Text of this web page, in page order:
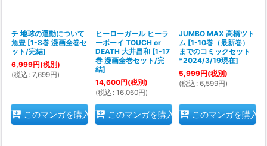
チ 地球の運動について
魚豊 [1-8巻 漫画全巻セ
ット/完結]
6,999円(税別)
(税込 : 7,699円)
このマンガを購入
ヒーローガール ヒーラ
ーボーイ TOUCH or
DEATH 大井昌和 [1-17
巻 漫画全巻セット/完
結]
14,600円(税別)
(税込 : 16,060円)
このマンガを購入
JUMBO MAX 高橋ツト
ム [1-10巻（最新巻）
までのコミックセット
*2024/3/19現在]
5,999円(税別)
(税込 : 6,599円)
このマンガを購入